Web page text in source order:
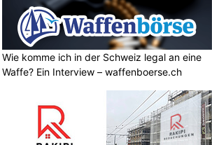
Wie komme ich in der Schweiz legal an eine
Waffe? Ein Interview – waffenboerse.ch